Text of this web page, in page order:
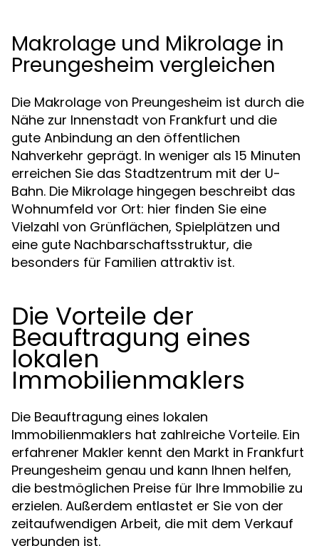
Makrolage und Mikrolage in
Preungesheim vergleichen
Die Makrolage von Preungesheim ist durch die
Nähe zur Innenstadt von Frankfurt und die
gute Anbindung an den öffentlichen
Nahverkehr geprägt. In weniger als 15 Minuten
erreichen Sie das Stadtzentrum mit der U-
Bahn. Die Mikrolage hingegen beschreibt das
Wohnumfeld vor Ort: hier finden Sie eine
Vielzahl von Grünflächen, Spielplätzen und
eine gute Nachbarschaftsstruktur, die
besonders für Familien attraktiv ist.
Die Vorteile der
Beauftragung eines
lokalen
Immobilienmaklers
Die Beauftragung eines lokalen
Immobilienmaklers hat zahlreiche Vorteile. Ein
erfahrener Makler kennt den Markt in Frankfurt
Preungesheim genau und kann Ihnen helfen,
die bestmöglichen Preise für Ihre Immobilie zu
erzielen. Außerdem entlastet er Sie von der
zeitaufwendigen Arbeit, die mit dem Verkauf
verbunden ist.